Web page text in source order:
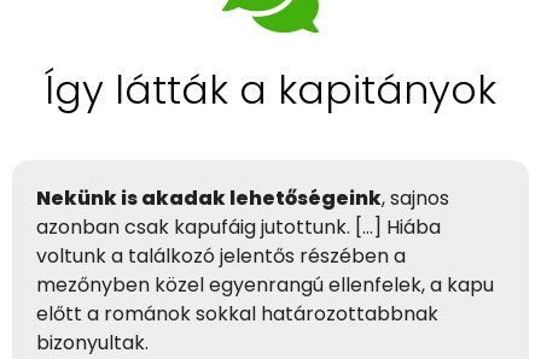
Így látták a kapitányok
Nekünk is akadak lehetőségeink, sajnos
azonban csak kapufáig jutottunk. […] Hiába
voltunk a találkozó jelentős részében a
mezőnyben közel egyenrangú ellenfelek, a kapu
előtt a románok sokkal határozottabbnak
bizonyultak.